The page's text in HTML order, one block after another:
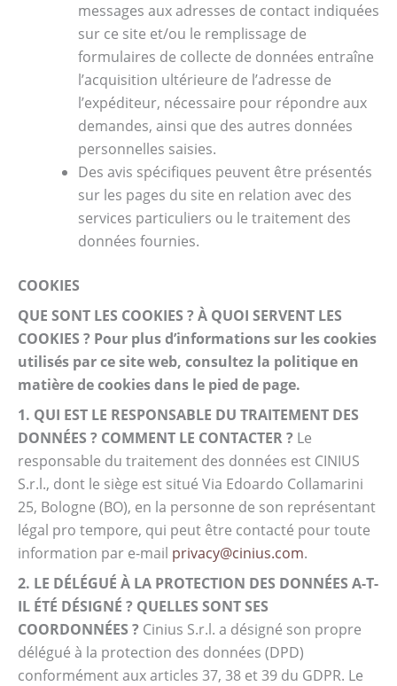
messages aux adresses de contact indiquées
sur ce site et/ou le remplissage de
formulaires de collecte de données entraîne
l’acquisition ultérieure de l’adresse de
l’expéditeur, nécessaire pour répondre aux
demandes, ainsi que des autres données
personnelles saisies.
Des avis spécifiques peuvent être présentés
sur les pages du site en relation avec des
services particuliers ou le traitement des
données fournies.
COOKIES
QUE SONT LES COOKIES ? À QUOI SERVENT LES
COOKIES ? Pour plus d’informations sur les cookies
utilisés par ce site web, consultez la politique en
matière de cookies dans le pied de page.
1. QUI EST LE RESPONSABLE DU TRAITEMENT DES
DONNÉES ? COMMENT LE CONTACTER ? Le
responsable du traitement des données est CINIUS
S.r.l., dont le siège est situé Via Edoardo Collamarini
25, Bologne (BO), en la personne de son représentant
légal pro tempore, qui peut être contacté pour toute
information par e-mail privacy@cinius.com.
2. LE DÉLÉGUÉ À LA PROTECTION DES DONNÉES A-T-
IL ÉTÉ DÉSIGNÉ ? QUELLES SONT SES
COORDONNÉES ? Cinius S.r.l. a désigné son propre
délégué à la protection des données (DPD)
conformément aux articles 37, 38 et 39 du GDPR. Le